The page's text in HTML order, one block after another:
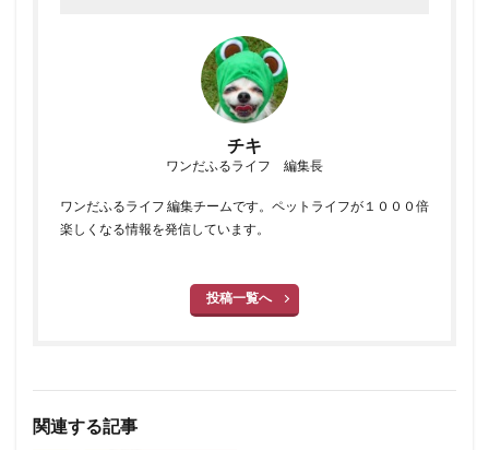
チキ
ワンだふるライフ 編集長
ワンだふるライフ 編集チームです。ペットライフが１０００倍
楽しくなる情報を発信しています。
投稿一覧へ
関連する記事